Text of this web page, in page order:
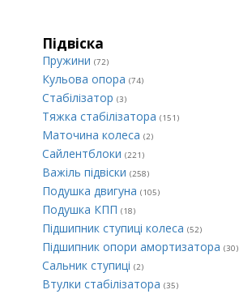
Підвіска
Пружини (72)
Кульова опора (74)
Стабілізатор (3)
Тяжка стабілізатора (151)
Маточина колеса (2)
Сайлентблоки (221)
Важіль підвіски (258)
Подушка двигуна (105)
Подушка КПП (18)
Підшипник ступиці колеса (52)
Підшипник опори амортизатора (30)
Сальник ступиці (2)
Втулки стабілізатора (35)